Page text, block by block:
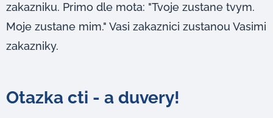
zakazniku. Primo dle mota: "Tvoje zustane tvym.
Moje zustane mim." Vasi zakaznici zustanou Vasimi
zakazniky.
Otazka cti - a duvery!